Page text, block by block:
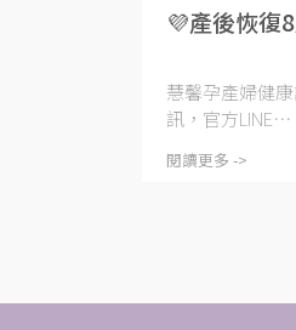
💜產後恢復
慧馨孕產婦健
訊，官方LINE⋯
閱讀更多 ->